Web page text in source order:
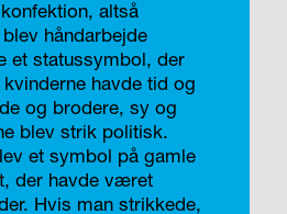
altså
håndarbejde
et statussymbol, der
havde tid og
og brodere, sy og
blev strik politisk.
et symbol på gamle
der havde været
Hvis man strikkede,